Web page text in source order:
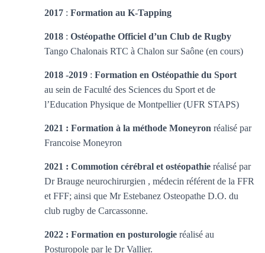
2017 : Formation au K-Tapping
2018 : Ostéopathe Officiel d’un Club de Rugby
Tango Chalonais RTC à Chalon sur Saône (en cours)
2018 -2019 : Formation en Ostéopathie du Sport
au sein de Faculté des Sciences du Sport et de
l’Education Physique de Montpellier (UFR STAPS)
2021 : Formation à la méthode Moneyron réalisé par
Francoise Moneyron
2021 : Commotion cérébral et ostéopathie réalisé par
Dr Brauge neurochirurgien , médecin référent de la FFR
et FFF; ainsi que Mr Estebanez Osteopathe D.O. du
club rugby de Carcassonne.
2022 : Formation en posturologie réalisé au
Posturopole par le Dr Vallier.